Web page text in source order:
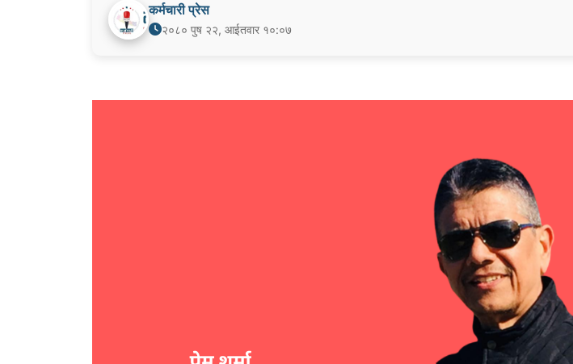
कर्मचारी प्रेस
२०८० पुष २२, आईतवार १०:०७